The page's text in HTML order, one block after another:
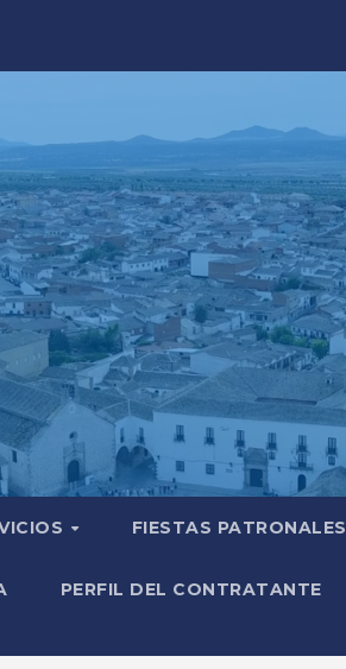
FIESTAS PATRONALES
PERFIL DEL CONTRATANTE